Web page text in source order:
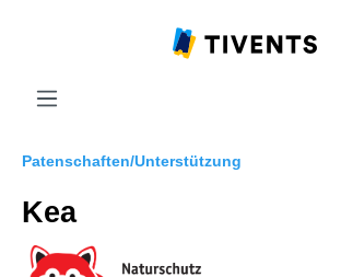
Patenschaften/Unterstützung
Kea